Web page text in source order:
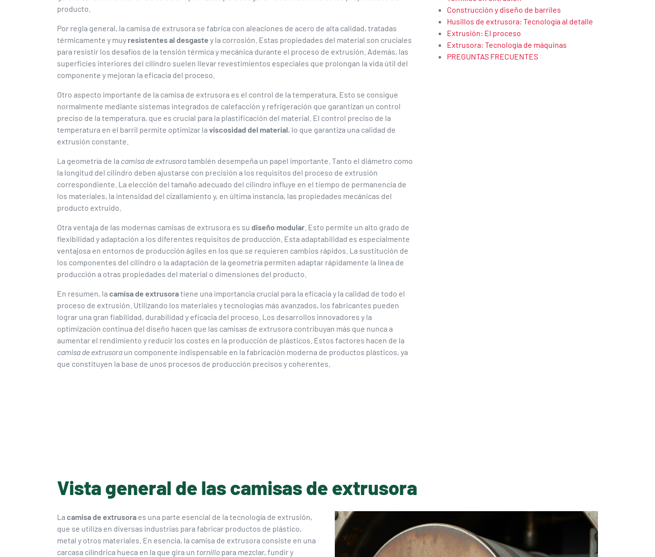
producto.
Por regla general, la camisa de extrusora se fabrica con aleaciones de acero de alta calidad, tratadas
térmicamente y muy resistentes al desgaste y la corrosión. Estas propiedades del material son cruciales
para resistir los desafíos de la tensión térmica y mecánica durante el proceso de extrusión. Además, las
superficies interiores del cilindro suelen llevar revestimientos especiales que prolongan la vida útil del
componente y mejoran la eficacia del proceso.
Otro aspecto importante de la camisa de extrusora es el control de la temperatura. Esto se consigue
normalmente mediante sistemas integrados de calefacción y refrigeración que garantizan un control
preciso de la temperatura, que es crucial para la plastificación del material. El control preciso de la
temperatura en el barril permite optimizar la viscosidad del material, lo que garantiza una calidad de
extrusión constante.
La geometría de la camisa de extrusoratambién desempeña un papel importante. Tanto el diámetro como
la longitud del cilindro deben ajustarse con precisión a los requisitos del proceso de extrusión
correspondiente. La elección del tamaño adecuado del cilindro influye en el tiempo de permanencia de
los materiales, la intensidad del cizallamiento y, en última instancia, las propiedades mecánicas del
producto extruido.
Otra ventaja de las modernas camisas de extrusora es su diseño modular . Esto permite un alto grado de
flexibilidad y adaptación a los diferentes requisitos de producción. Esta adaptabilidad es especialmente
ventajosa en entornos de producción ágiles en los que se requieren cambios rápidos. La sustitución de
los componentes del cilindro o la adaptación de la geometría permiten adaptar rápidamente la línea de
producción a otras propiedades del material o dimensiones del producto.
En resumen, la camisa de extrusoratiene una importancia crucial para la eficacia y la calidad de todo el
proceso de extrusión. Utilizando los materiales y tecnologías más avanzados, los fabricantes pueden
lograr una gran fiabilidad, durabilidad y eficacia del proceso. Los desarrollos innovadores y la
optimización continua del diseño hacen que las camisas de extrusora contribuyan más que nunca a
aumentar el rendimiento y reducir los costes en la producción de plásticos. Estos factores hacen de la
camisa de extrusora un componente indispensable en la fabricación moderna de productos plásticos, ya
que constituyen la base de unos procesos de producción precisos y coherentes.
Construcción y diseño de barriles
Husillos de extrusora: Tecnología al detalle
Extrusión: El proceso
Extrusora: Tecnología de máquinas
PREGUNTAS FRECUENTES
Vista general de las camisas de extrusora
La camisa de extrusora es una parte esencial de la tecnología de extrusión,
que se utiliza en diversas industrias para fabricar productos de plástico,
metal y otros materiales. En esencia, la camisa de extrusora consiste en una
carcasa cilíndrica hueca en la que gira un tornillo para mezclar, fundir y